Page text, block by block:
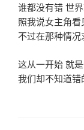
谁都没有错 世
照我说女主角
不过在那种情
这从一开始 就
我们却不知道错